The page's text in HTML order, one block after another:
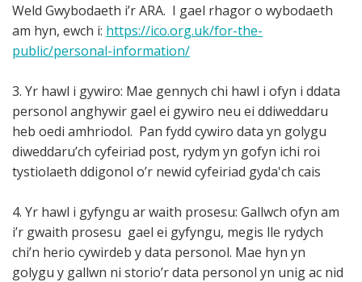
Weld Gwybodaeth i’r ARA. I gael rhagor o wybodaeth
am hyn, ewch i: https://ico.org.uk/for-the-
public/personal-information/
3. Yr hawl i gywiro: Mae gennych chi hawl i ofyn i ddata
personol anghywir gael ei gywiro neu ei ddiweddaru
heb oedi amhriodol. Pan fydd cywiro data yn golygu
diweddaru’ch cyfeiriad post, rydym yn gofyn ichi roi
tystiolaeth ddigonol o’r newid cyfeiriad gyda'ch cais
4. Yr hawl i gyfyngu ar waith prosesu: Gallwch ofyn am
i’r gwaith prosesu gael ei gyfyngu, megis lle rydych
chi’n herio cywirdeb y data personol. Mae hyn yn
golygu y gallwn ni storio’r data personol yn unig ac nid